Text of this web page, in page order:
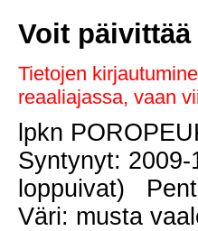
Voit
Tietojen
reaaliajassa, vaan
lpkn
Syntynyt:
loppuivat)
Väri: musta